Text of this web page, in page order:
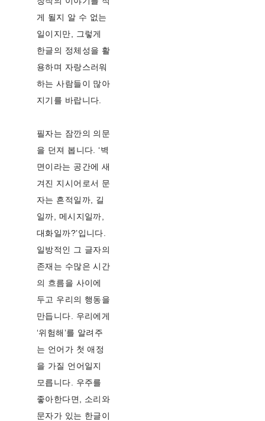
게 될지 알 수 없는
일이지만, 그렇게
한글의 정체성을 활
용하며 자랑스러워
하는 사람들이 많아
지기를 바랍니다.
필자는 잠깐의 의문
을 던져 봅니다. ‘벽
면이라는 공간에 새
겨진 지시어로서 문
자는 흔적일까, 길
일까, 메시지일까,
대화일까?’입니다.
일방적인 그 글자의
존재는 수많은 시간
의 흐름을 사이에
두고 우리의 행동을
만듭니다. 우리에게
‘위험해’를 알려주
는 언어가 첫 애정
을 가질 언어일지
모릅니다. 우주를
좋아한다면, 소리와
문자가 있는 한글이